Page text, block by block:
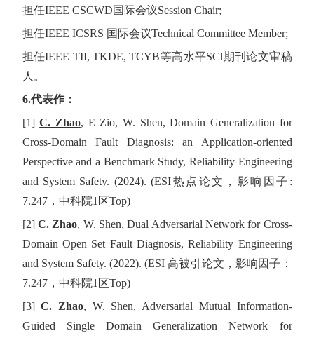
担任IEEE CSCWD国际会议Session Chair;
担任IEEE ICSRS 国际会议Technical Committee Member;
担任IEEE TII, TKDE, TCYB等高水平SCl期刊论文审稿
人。
6.代表作：
[1]C. Zhao, E Zio, W. Shen, Domain Generalization for
Cross-Domain Fault Diagnosis: an Application-oriented
Perspective and a Benchmark Study, Reliability Engineering
and System Safety. (2024). (ESI热点论文，影响因子 :
7.247，中科院1 区Top)
[2] C. Zhao, W. Shen, Dual Adversarial Network for Cross-
Domain Open Set Fault Diagnosis, Reliability Engineering
and System Safety. (2022). (ESI高被引论文，影响因子：
7.247，中科院1 区Top)
[3]C. Zhao, W. Shen, Adversarial Mutual Information-
Guided Single Domain Generalization Network for